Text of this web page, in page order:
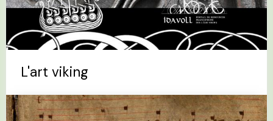
L'art viking